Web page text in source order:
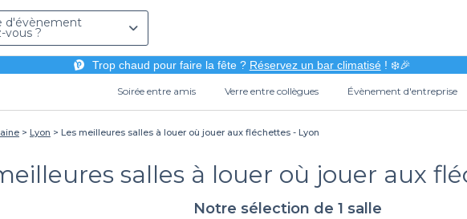
d'évènement
vous ?
Trop chaud pour faire la fête ? Réservez un bar climatisé! ❄️🎉
Soirée entre amis Verre entre collègues Évènement d'entreprise
Lyon Les meilleures salles à louer où jouer aux fléchettes - Lyon
salles à louer où jouer aux
Notre sélection de 1 salle